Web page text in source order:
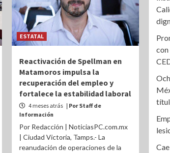
ESTATAL
Reactivación de Spellman en
Matamoros impulsa la
recuperación del empleo y
fortalece la estabilidad laboral
4 meses atrás | Por Staff de
Información
Por Redacción | NoticiasPC.com.mx
| Ciudad Victoria, Tamps.- La
reanudación de operaciones de la
con